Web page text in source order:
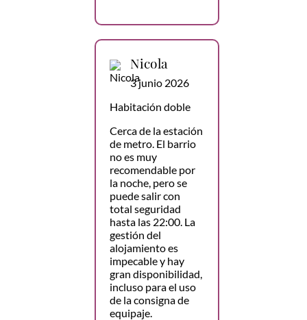
Nicola
3 junio 2026
Habitación doble
Cerca de la estación
de metro. El barrio
no es muy
recomendable por
la noche, pero se
puede salir con
total seguridad
hasta las 22:00. La
gestión del
alojamiento es
impecable y hay
gran disponibilidad,
incluso para el uso
de la consigna de
equipaje.